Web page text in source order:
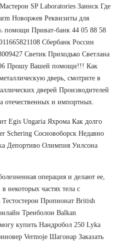
SP Laboratories Заинск Где
Новоржев Реквизиты для
помощи Приват-банк 44 05 88 58
Сбербанк России
Светик Приходько Светлана
Прошу Вашей помощи!!! Как
дверь, смотрите в
дверей Производителей
отечественных и импортных.
Egis Ungaria Яхрома Как долго
Schering Сосновоборск Недавно
Депортиво Олимпия Уилсона
операция и делают ее,
некоторых частях тела с
Пропионат British
Тренболон Balkan
купить Нандробол 250 Lyka
Vermoje Шагонар Заказать